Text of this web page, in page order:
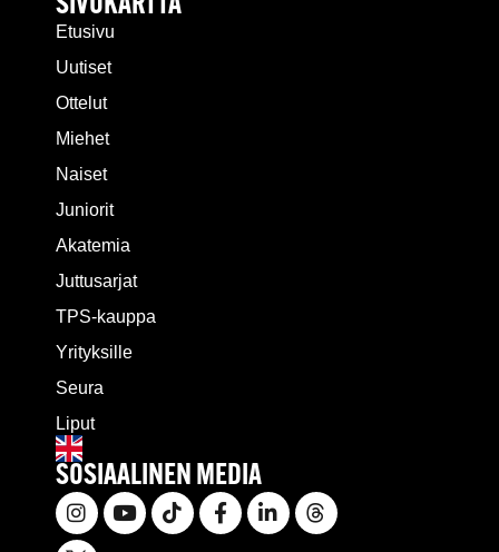
Etusivu
Uutiset
Ottelut
Miehet
Naiset
Juniorit
Akatemia
Juttusarjat
TPS-kauppa
Yrityksille
Seura
Liput
SOSIAALINEN MEDIA